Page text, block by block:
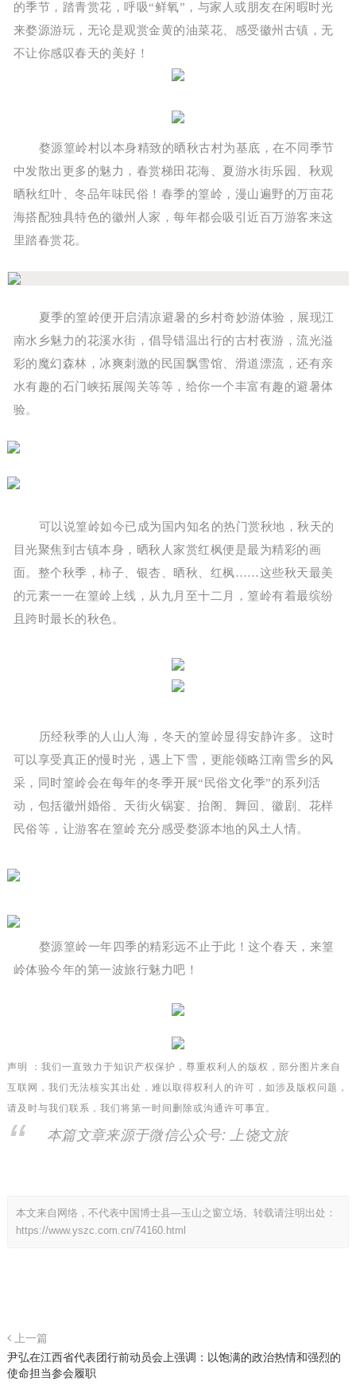
的季节，踏青赏花，呼吸“鲜氧”，与家人或朋友在闲暇时光
来婺源游玩，无论是观赏金黄的油菜花、感受徽州古镇，无
不让你感叹春天的美好！
婺源篁岭村以本身精致的晒秋古村为基底，在不同季节
中发散出更多的魅力，春赏梯田花海、夏游水街乐园、秋观
晒秋红叶、冬品年味民俗！春季的篁岭，漫山遍野的万亩花
海搭配独具特色的徽州人家，每年都会吸引近百万游客来这
里踏春赏花。
夏季的篁岭便开启清凉避暑的乡村奇妙游体验，展现江
南水乡魅力的花溪水街，倡导错温出行的古村夜游，流光溢
彩的魔幻森林，冰爽刺激的民国飘雪馆、滑道漂流，还有亲
水有趣的石门峡拓展闯关等等，给你一个丰富有趣的避暑体
验。
可以说篁岭如今已成为国内知名的热门赏秋地，秋天的
目光聚焦到古镇本身，晒秋人家赏红枫便是最为精彩的画
面。整个秋季，柿子、银杏、晒秋、红枫……这些秋天最美
的元素一一在篁岭上线，从九月至十二月，篁岭有着最缤纷
且跨时最长的秋色。
历经秋季的人山人海，冬天的篁岭显得安静许多。这时
可以享受真正的慢时光，遇上下雪，更能领略江南雪乡的风
采，同时篁岭会在每年的冬季开展“民俗文化季”的系列活
动，包括徽州婚俗、天街火锅宴、抬阁、舞回、徽剧、花样
民俗等，让游客在篁岭充分感受婺源本地的风土人情。
婺源篁岭一年四季的精彩远不止于此！这个春天，来篁
岭体验今年的第一波旅行魅力吧！
声明 ：我们一直致力于知识产权保护，尊重权利人的版权，部分图片来自
互联网，我们无法核实其出处，难以取得权利人的许可，如涉及版权问题，
请及时与我们联系，我们将第一时间删除或沟通许可事宜。
本篇文章来源于微信公众号: 上饶文旅
本文来自网络，不代表中国博士县—玉山之窗立场。转载请注明出处：
https://www.yszc.com.cn/74160.html
上一篇
尹弘在江西省代表团行前动员会上强调：以饱满的政治热情和强烈的
使命担当参会履职